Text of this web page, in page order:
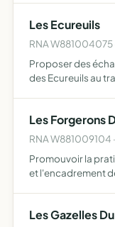
de …
Les Ecureuils
RNA W881004075
Proposer des
des Ecureuils au
Les Forgerons
RNA W881009104
Promouvoir la
et l'encadrement
Les Gazelles